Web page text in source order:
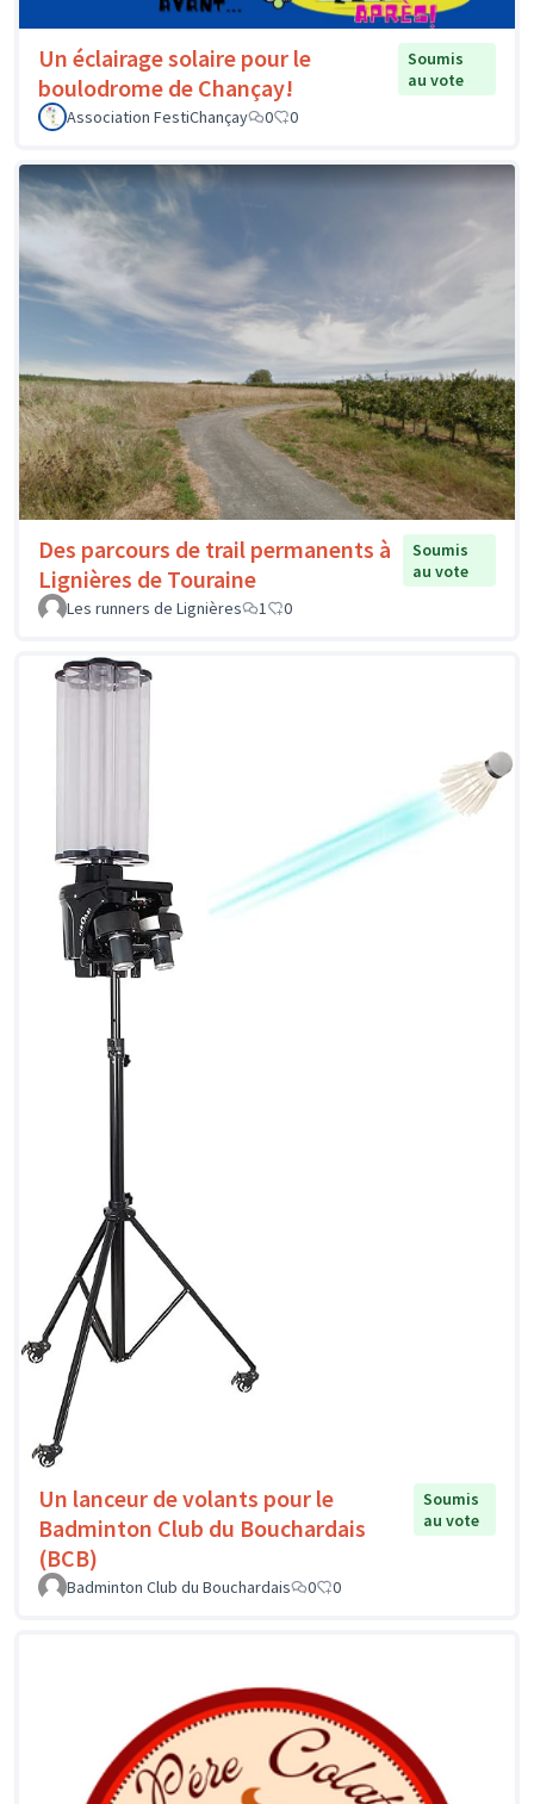
Un éclairage solaire pour le
boulodrome de Chançay!
Soumis
au vote
Association FestiChançay
0 0
Des parcours de trail permanents à
Lignières de Touraine
Soumis
au vote
Les runners de Lignières
1 0
Un lanceur de volants pour le
Badminton Club du Bouchardais
(BCB)
Soumis
au vote
Badminton Club du Bouchardais 0 0